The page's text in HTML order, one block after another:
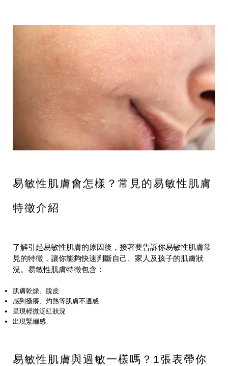
易敏性肌膚會怎樣？常見的易敏性肌膚
特徵介紹
了解引起易敏性肌膚的原因後，接著要告訴你易敏性肌膚常
見的特徵，讓你能夠快速判斷自己、家人及孩子的肌膚狀
況。易敏性肌膚特徵包含：
肌膚乾燥、脫皮
感到搔癢、灼熱等肌膚不適感
呈現輕微泛紅狀況
出現緊繃感
易敏性肌膚與過敏一樣嗎？1張表帶你